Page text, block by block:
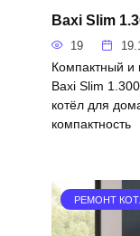
Baxi Slim
19
Компактный и
Baxi Slim
котёл для
компактность
РЕМОНТ